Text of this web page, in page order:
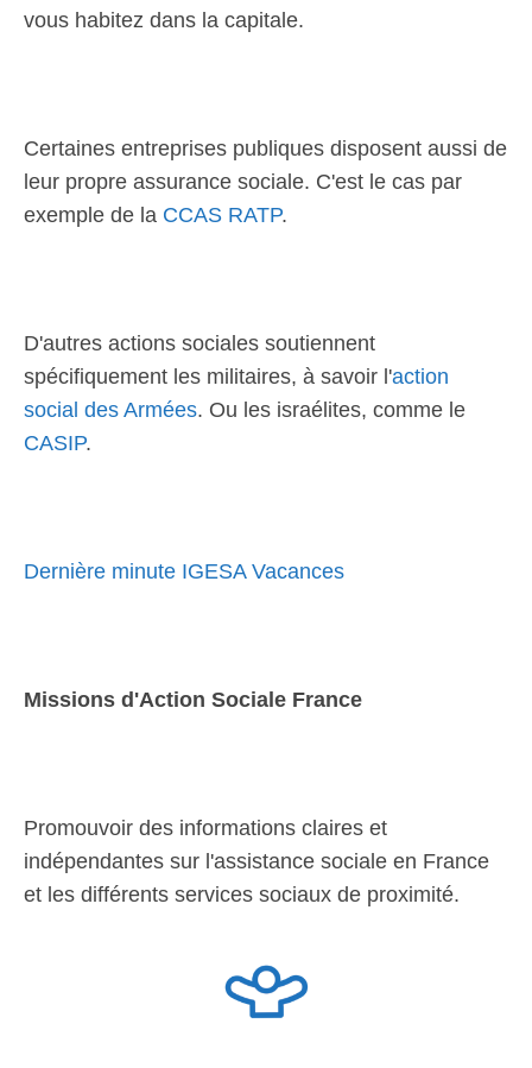
vous habitez dans la capitale.
Certaines entreprises publiques disposent aussi de
leur propre assurance sociale. C'est le cas par
exemple de la CCAS RATP.
D'autres actions sociales soutiennent
spécifiquement les militaires, à savoir l'action
social des Armées. Ou les israélites, comme le
CASIP.
Dernière minute IGESA Vacances
Missions d'Action Sociale France
Promouvoir des informations claires et
indépendantes sur l'assistance sociale en France
et les différents services sociaux de proximité.